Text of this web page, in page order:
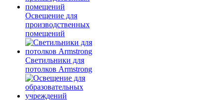
Освещение для
производственных
помещений
Светильники для
потолков Armstrong